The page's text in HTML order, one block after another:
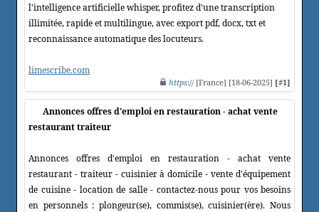
l'intelligence artificielle whisper, profitez d'une transcription
illimitée, rapide et multilingue, avec export pdf, docx, txt et
reconnaissance automatique des locuteurs.
limescribe.com
https:// [France] [18-06-2025] [#1]
Annonces offres d'emploi en restauration - achat vente
restaurant traiteur
Annonces offres d'emploi en restauration - achat vente
restaurant - traiteur - cuisinier à domicile - vente d'équipement
de cuisine - location de salle - contactez-nous pour vos besoins
en personnels : plongeur(se), commis(se), cuisinier(ère). Nous